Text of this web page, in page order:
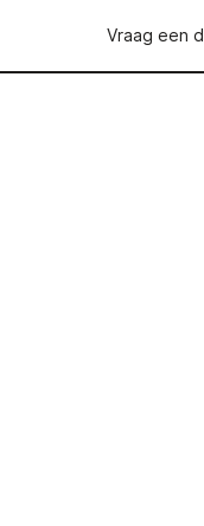
Vraag een